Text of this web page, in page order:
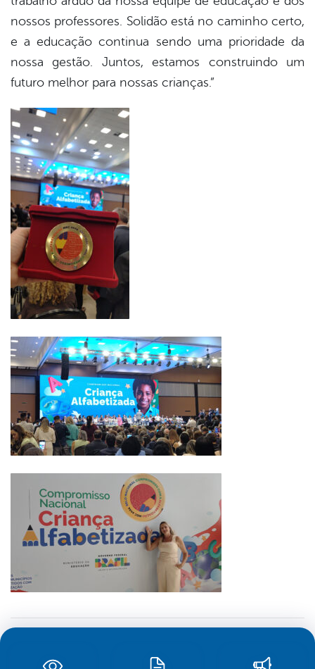
nossos professores. Solidão está no caminho certo,
e a educação continua sendo uma prioridade da
nossa gestão. Juntos, estamos construindo um
futuro melhor para nossas crianças.”